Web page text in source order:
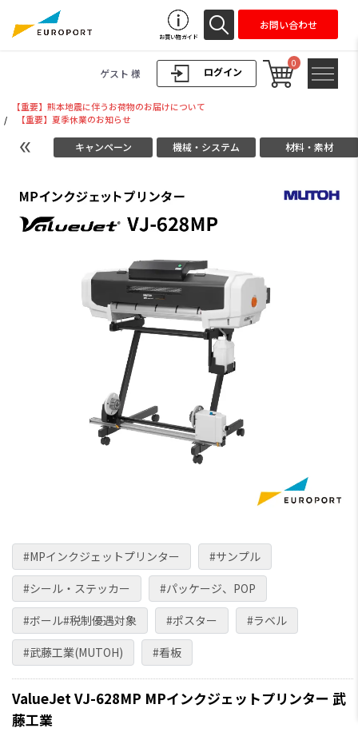
ログイン
ゲスト 様
0
お買い物ガイド
お問い合わせ
【重要】熊本地震に伴うお荷物のお届けについて
/
【重要】夏季休業のお知らせ
キャンペーン 機械・システム 材料・素材
#MPインクジェットプリンター
#サンプル
#シール・ステッカー
#パッケージ、POP
#ボール#税制優遇対象
#ポスター
#ラベル
#武藤工業(MUTOH)
#看板
ValueJet VJ-628MP MPインクジェットプリンター 武
藤工業